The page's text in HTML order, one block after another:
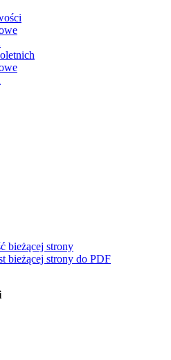
bieżącej strony
bieżącej strony do PDF